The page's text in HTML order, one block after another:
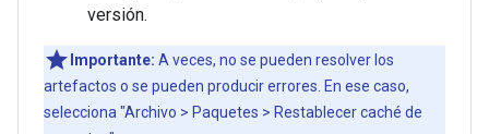
versión.
Importante: A veces, no se pueden resolver los
artefactos o se pueden producir errores. En ese caso,
selecciona "Archivo > Paquetes > Restablecer caché de